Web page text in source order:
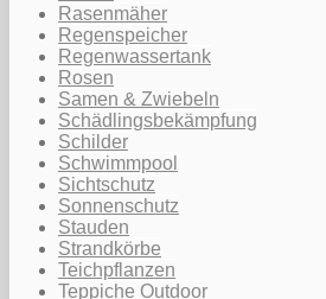
Rasenmäher
Regenspeicher
Regenwassertank
Rosen
Samen & Zwiebeln
Schädlingsbekämpfung
Schilder
Schwimmpool
Sichtschutz
Sonnenschutz
Stauden
Strandkörbe
Teichpflanzen
Teppiche Outdoor